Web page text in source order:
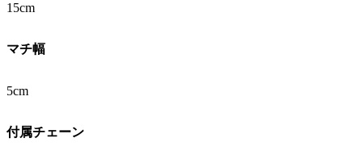
15cm
マチ幅
5cm
付属チェーン